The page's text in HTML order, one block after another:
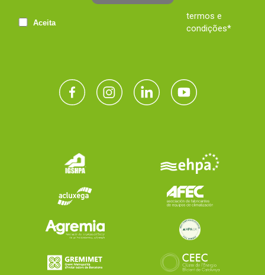
Aceita
termos e
condições*